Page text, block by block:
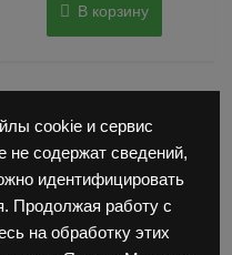
cookie и сервис
не содержат сведений,
идентифицировать
Продолжая работу с
на обработку этих
В корзину